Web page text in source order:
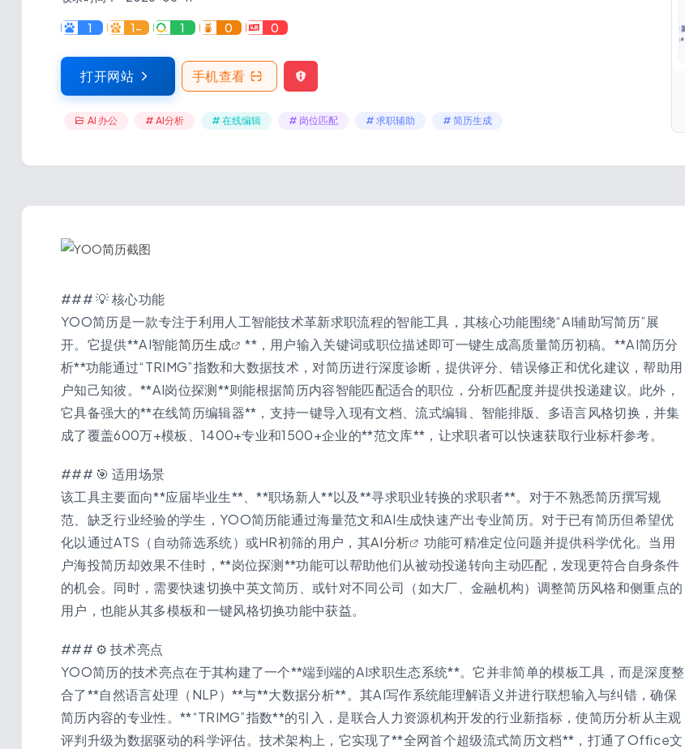
1 1- 1 0 0
打开网站 手机查看
AI 办公 # AI分析 # 在线编辑 # 岗位匹配 # 求职辅助 # 简历生成
### 💡 核心功能
YOO简历是一款专注于利用人工智能技术革新求职流程的智能工具，其核心功能围绕“AI辅助写简历”展
开。它提供**AI智能简历生成
**，用户输入关键词或职位描述即可一键生成高质量简历初稿。**AI简历分
析**功能通过“TRIMG”指数和大数据技术，对简历进行深度诊断，提供评分、错误修正和优化建议，帮助用
户知己知彼。**AI岗位探测**则能根据简历内容智能匹配适合的职位，分析匹配度并提供投递建议。此外，
它具备强大的**在线简历编辑器**，支持一键导入现有文档、流式编辑、智能排版、多语言风格切换，并集
成了覆盖600万+模板、1400+专业和1500+企业的**范文库**，让求职者可以快速获取行业标杆参考。
### 🎯 适用场景
该工具主要面向**应届毕业生**、**职场新人**以及**寻求职业转换的求职者**。对于不熟悉简历撰写规
范、缺乏行业经验的学生，YOO简历能通过海量范文和AI生成快速产出专业简历。对于已有简历但希望优
化以通过ATS（自动筛选系统）或HR初筛的用户，其AI分析
功能可精准定位问题并提供科学优化。当用
户海投简历却效果不佳时，**岗位探测**功能可以帮助他们从被动投递转向主动匹配，发现更符合自身条件
的机会。同时，需要快速切换中英文简历、或针对不同公司（如大厂、金融机构）调整简历风格和侧重点的
用户，也能从其多模板和一键风格切换功能中获益。
### ⚙️ 技术亮点
YOO简历的技术亮点在于其构建了一个**端到端的AI求职生态系统**。它并非简单的模板工具，而是深度整
合了**自然语言处理（NLP）**与**大数据分析**。其AI写作系统能理解语义并进行联想输入与纠错，确保
简历内容的专业性。**“TRIMG”指数**的引入，是联合人力资源机构开发的行业新指标，使简历分析从主观
评判升级为数据驱动的科学评估。技术架构上，它实现了**全网首个超级流式简历文档**，打通了Office文